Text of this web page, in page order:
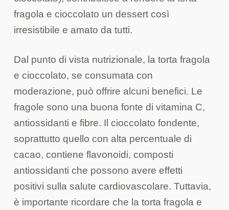
fragola e cioccolato un dessert così
irresistibile e amato da tutti.
Dal punto di vista nutrizionale, la torta fragola
e cioccolato, se consumata con
moderazione, può offrire alcuni benefici. Le
fragole sono una buona fonte di vitamina C,
antiossidanti e fibre. Il cioccolato fondente,
soprattutto quello con alta percentuale di
cacao, contiene flavonoidi, composti
antiossidanti che possono avere effetti
positivi sulla salute cardiovascolare. Tuttavia,
è importante ricordare che la torta fragola e